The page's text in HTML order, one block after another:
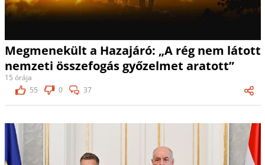
Megmenekült a Hazajáró: „A rég nem látott
nemzeti összefogás győzelmet aratott”
15 órája
55
0 37